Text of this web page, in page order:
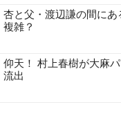
杏と父・渡辺謙の間に
複雑？
仰天！ 村上春樹が大麻
流出